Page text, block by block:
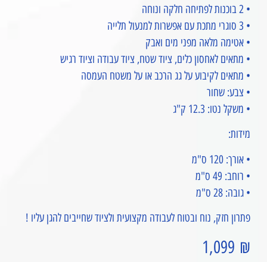
• 2 בוכנות לפתיחה חלקה ונוחה
• 3 סוגרי מתכת עם אפשרות למנעול תלייה
• אטימה מלאה מפני מים ואבק
• מתאים לאחסון כלים, ציוד שטח, ציוד עבודה וציוד רגיש
• מתאים לקיבוע על גג הרכב או על משטח העמסה
• צבע: שחור
• משקל נטו: 12.3 ק"ג
מידות:
• אורך: 120 ס"מ
• רוחב: 49 ס"מ
• גובה: 28 ס"מ
פתרון חזק, נוח ובטוח לעבודה מקצועית ולציוד שחייבים להגן עליו !
1,099 ₪